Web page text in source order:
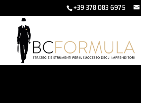
+39 378 083 6975